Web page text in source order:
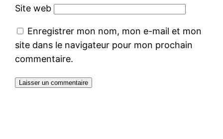
Site web
Enregistrer mon nom, mon e-mail et mon
site dans le navigateur pour mon prochain
commentaire.